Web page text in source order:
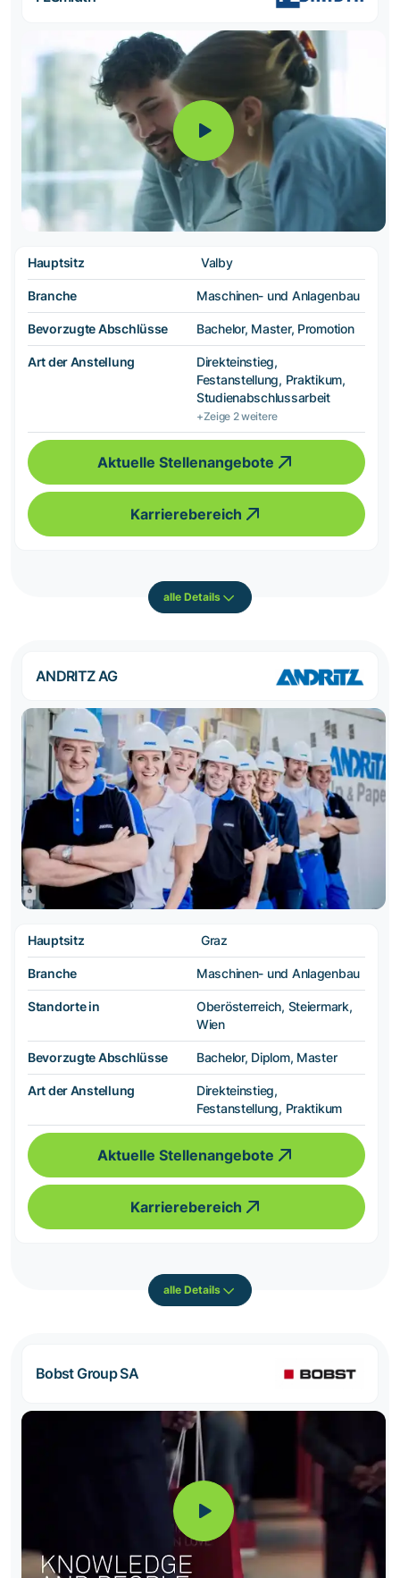
Hauptsitz Valby
Branche Maschinen- und Anlagenbau
Bevorzugte Abschlüsse Bachelor, Master, Promotion
Art der Anstellung
Direkteinstieg,
Festanstellung, Praktikum,
Studienabschlussarbeit
+Zeige 2 weitere
Aktuelle Stellenangebote
Karrierebereich
alle Details
ANDRITZ AG
Hauptsitz Graz
Branche Maschinen- und Anlagenbau
Standorte in
Oberösterreich, Steiermark,
Wien
Bevorzugte Abschlüsse Bachelor, Diplom, Master
Art der Anstellung
Direkteinstieg,
Festanstellung, Praktikum
Aktuelle Stellenangebote
Karrierebereich
alle Details
Bobst Group SA